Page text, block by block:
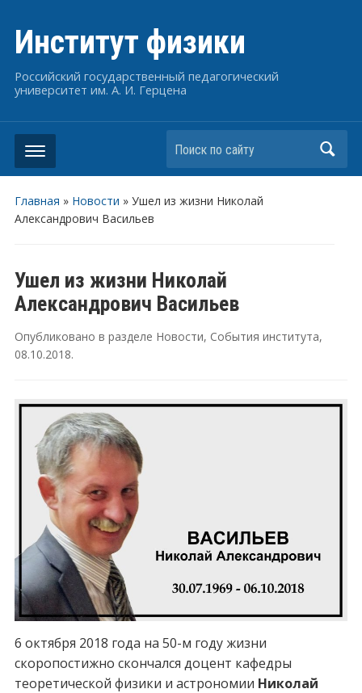
Институт физики
Российский государственный педагогический
университет им. А. И. Герцена
Поиск по сайту
Главная » Новости » Ушел из жизни Николай
Александрович Васильев
Ушел из жизни Николай
Александрович Васильев
Опубликовано в разделе Новости, События института,
08.10.2018.
6 октября 2018 года на 50-м году жизни
скоропостижно скончался доцент кафедры
теоретической физики и астрономии Николай